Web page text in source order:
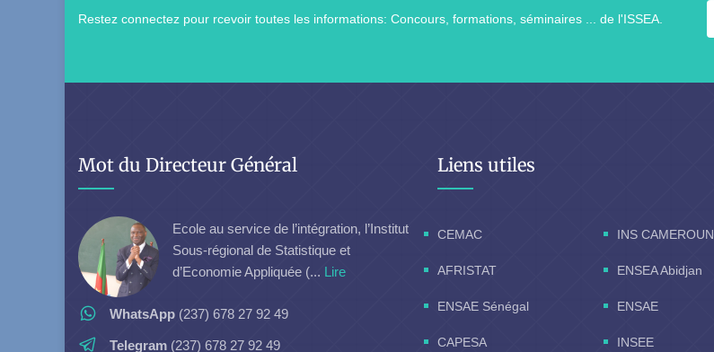
Restez connectez pour rcevoir toutes les informations: Concours, formations, séminaires ... de l'ISSEA.
Mot du Directeur Général
Ecole au service de l’intégration, l’Institut
Sous-régional de Statistique et
d’Economie Appliquée (... Lire
WhatsApp (237) 678 27 92 49
Telegram (237) 678 27 92 49
Liens utiles
CEMAC INS CAMEROUN
AFRISTAT ENSEA Abidjan
ENSAE Sénégal ENSAE
CAPESA INSEE